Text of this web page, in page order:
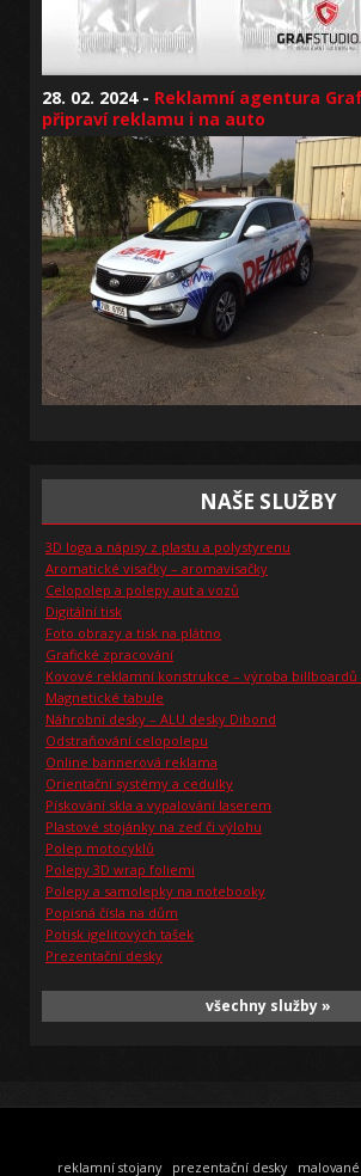
28. 02. 2024 - Reklamní agentura
připraví reklamu i na auto
NAŠE SLUŽBY
3D loga a nápisy z plastu a polystyrenu
Aromatické visačky – aromavisačky
Celopolep a polepy aut a vozů
Digitální tisk
Foto obrazy a tisk na plátno
Grafické zpracování
Kovové reklamní konstrukce – výroba billboardů
Magnetické tabule
Náhrobní desky – ALU desky Dibond
Odstraňování celopolepu
Online bannerová reklama
Orientační systémy a cedulky
Pískování skla a vypalování laserem
Plastové stojánky na zeď či výlohu
Polep motocyklů
Polepy 3D wrap foliemi
Polepy a samolepky na notebooky
Popisná čísla na dům
Potisk igelitových tašek
Prezentační desky
všechny služby »
reklamní stojany prezentační desky